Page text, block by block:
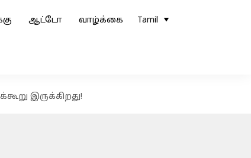
ஆட்டோ வாழ்க்கை Tamil
இருக்கிறது!